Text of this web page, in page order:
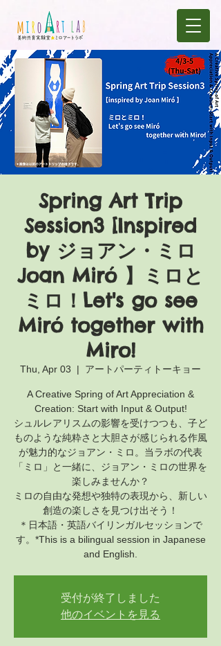
Spring Art Trip
Session3 [Inspired
by ジョアン・ミロ
Joan Miró 】ミロと
ミロ！Let's go see
Miró together with
Miro!
Thu, Apr 03
  |
アートパーティトーキョー
A Creative Spring of Art Appreciation &
Creation: Start with Input & Output!
シュルレアリスムの影響を受けつつも、子ど
ものような純粋さと大胆さが感じられる作風
が魅力的なジョアン・ミロ。当ラボの代表
「ミロ」と一緒に、ジョアン・ミロの世界を
楽しみませんか？
ミロの自由な発想や独特の表現から、新しい
創造の楽しさを見つけ出そう！
＊日本語・英語バイリンガルセッションで
す。*This is a bilingual session in Japanese
and English.
受付が終了しました
他のイベントを見る